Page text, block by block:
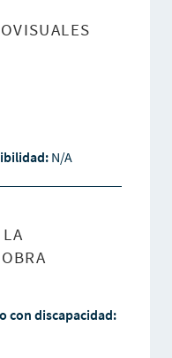
N/A
con discapacidad: